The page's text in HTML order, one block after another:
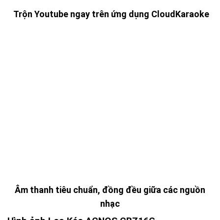
Trộn Youtube ngay trên ứng dụng CloudKaraoke
Âm thanh tiêu chuẩn, đồng đều giữa các nguồn
nhạc